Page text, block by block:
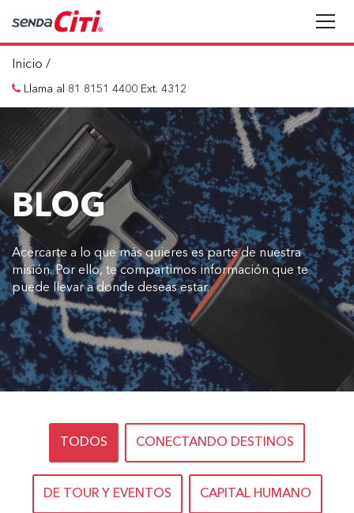
Inicio /
Llama al 81 8151 4400 Ext. 4312
BLOG
Acercarte a lo que más quieres es parte de nuestra
misión. Por ello, te compartimos información que te
puede llevar a donde deseas estar.
TODOS CONECTANDO DESTINOS
DE TOUR Y EVENTOS CAPITAL HUMANO